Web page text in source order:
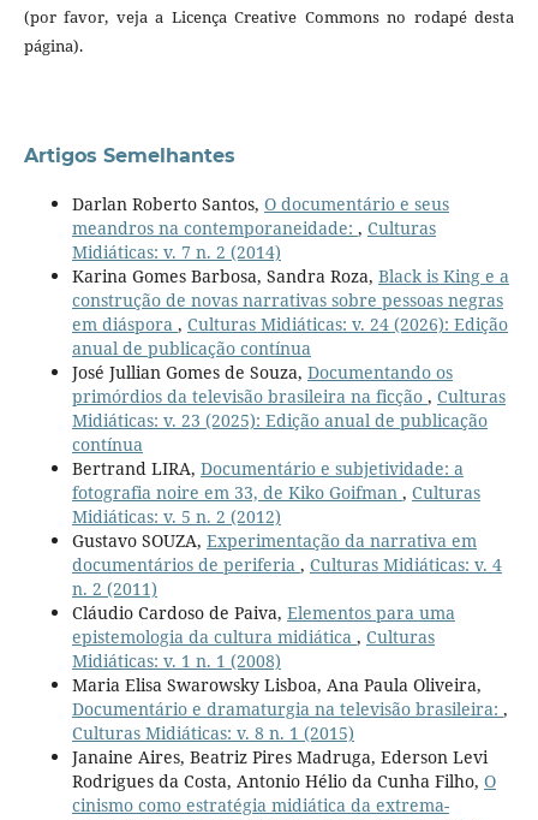
(por favor, veja a Licença Creative Commons no rodapé desta
página).
Artigos Semelhantes
Darlan Roberto Santos, O documentário e seus
meandros na contemporaneidade: , Culturas
Midiáticas: v. 7 n. 2 (2014)
Karina Gomes Barbosa, Sandra Roza, Black is King e a
construção de novas narrativas sobre pessoas negras
em diáspora , Culturas Midiáticas: v. 24 (2026): Edição
anual de publicação contínua
José Jullian Gomes de Souza, Documentando os
primórdios da televisão brasileira na ficção , Culturas
Midiáticas: v. 23 (2025): Edição anual de publicação
contínua
Bertrand LIRA, Documentário e subjetividade: a
fotografia noire em 33, de Kiko Goifman , Culturas
Midiáticas: v. 5 n. 2 (2012)
Gustavo SOUZA, Experimentação da narrativa em
documentários de periferia , Culturas Midiáticas: v. 4
n. 2 (2011)
Cláudio Cardoso de Paiva, Elementos para uma
epistemologia da cultura midiática , Culturas
Midiáticas: v. 1 n. 1 (2008)
Maria Elisa Swarowsky Lisboa, Ana Paula Oliveira,
Documentário e dramaturgia na televisão brasileira: ,
Culturas Midiáticas: v. 8 n. 1 (2015)
Janaine Aires, Beatriz Pires Madruga, Ederson Levi
Rodrigues da Costa, Antonio Hélio da Cunha Filho, O
cinismo como estratégia midiática da extrema-